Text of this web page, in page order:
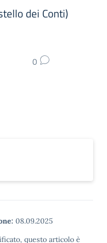
dei Conti)
0
08.09.2025
questo articolo è